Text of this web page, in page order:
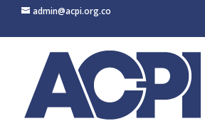
admin@acpi.org.co